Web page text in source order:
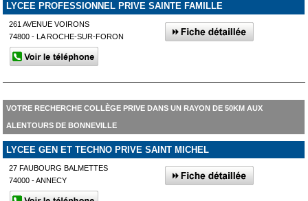
LYCEE PROFESSIONNEL PRIVE SAINTE FAMILLE
261 AVENUE VOIRONS
74800 - LA ROCHE-SUR-FORON
VOTRE RECHERCHE COLLÈGE PRIVE DANS UN RAYON DE 50KM AUX
ALENTOURS DE BONNEVILLE
LYCEE GEN ET TECHNO PRIVE SAINT MICHEL
27 FAUBOURG BALMETTES
74000 - ANNECY